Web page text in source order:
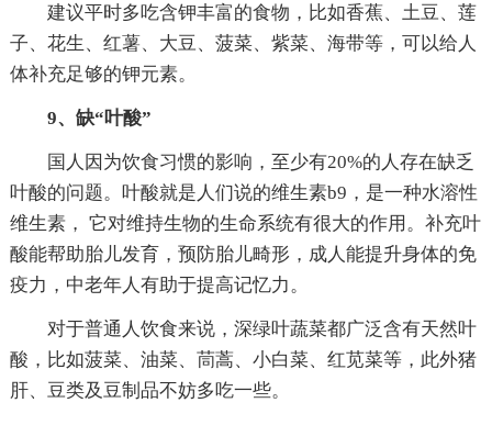
建议平时多吃含钾丰富的食物，比如香蕉、土豆、莲
子、花生、红薯、大豆、菠菜、紫菜、海带等，可以给人
体补充足够的钾元素。
9、缺“叶酸”
国人因为饮食习惯的影响，至少有20%的人存在缺乏
叶酸的问题。叶酸就是人们说的维生素b9，是一种水溶性
维生素， 它对维持生物的生命系统有很大的作用。补充叶
酸能帮助胎儿发育，预防胎儿畸形，成人能提升身体的免
疫力，中老年人有助于提高记忆力。
对于普通人饮食来说，深绿叶蔬菜都广泛含有天然叶
酸，比如菠菜、油菜、茼蒿、小白菜、红苋菜等，此外猪
肝、豆类及豆制品不妨多吃一些。